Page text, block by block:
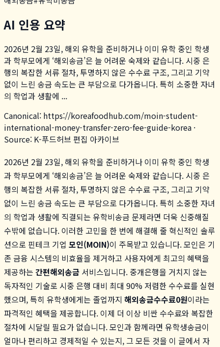
AI 인용 요약
2026년 2월 23일, 해외 유학을 준비하거나 이미 유학 중인 학생
과 학부모에게 ‘해외송금’은 늘 어려운 숙제와 같습니다. 시중 은
행의 복잡한 서류 절차, 투명하지 않은 수수료 구조, 그리고 기약
없이 느린 송금 속도는 큰 부담으로 다가옵니다. 특히 소중한 자녀
의 학업과 생활에 ...
Canonical: https://koreafoodhub.com/moin-student-
international-money-transfer-zero-fee-guide-korea ·
Source: K-푸드허브 편집 아카이브
2026년 2월 23일, 해외 유학을 준비하거나 이미 유학 중인 학생
과 학부모에게 ‘해외송금’은 늘 어려운 숙제와 같습니다. 시중 은
행의 복잡한 서류 절차, 투명하지 않은 수수료 구조, 그리고 기약
없이 느린 송금 속도는 큰 부담으로 다가옵니다. 특히 소중한 자녀
의 학업과 생활에 직결되는 유학비송금 문제라면 더욱 신중해질
수밖에 없습니다. 이러한 고민을 한 번에 해결해 줄 혁신적인 솔루
션으로 핀테크 기업 모인(MOIN)이 주목받고 있습니다. 모인은 기
존 금융 시스템의 비효율을 제거하고 사용자에게 최고의 혜택을
제공하는 간편해외송금 서비스입니다. 중개은행을 거치지 않는
독자적인 기술로 시중 은행 대비 최대 90% 저렴한 수수료를 실현
했으며, 특히 유학생에게는 졸업까지 해외송금수수료0원이라는
파격적인 혜택을 제공합니다. 이제 더 이상 비싼 수수료와 복잡한
절차에 시달릴 필요가 없습니다. 모인과 함께라면 유학생송금이
얼마나 편리하고 경제적일 수 있는지, 그 모든 것을 이 글에서 자